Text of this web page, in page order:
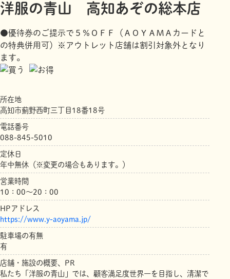
洋服の青山 高知あぞの総本店
●優待券のご提示で５％ＯＦＦ（ＡＯＹＡＭＡカードと
の特典併用可）※アウトレット店舗は割引対象外となり
ます。
所在地
高知市薊野西町三丁目18番18号
電話番号
088-845-5010
定休日
年中無休（※変更の場合もあります。）
営業時間
10：00～20：00
HPアドレス
https://www.y-aoyama.jp/
駐車場の有無
有
店舗・施設の概要、PR
私たち「洋服の青山」では、顧客満足度世界一を目指し、清潔で